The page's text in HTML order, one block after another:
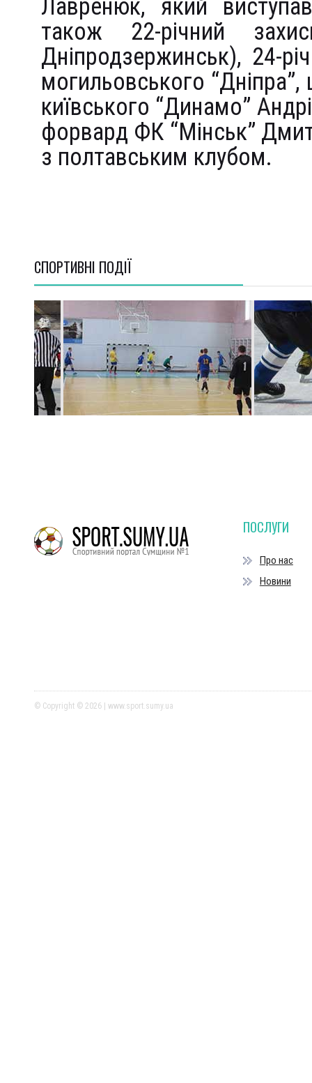
Лавренюк, який
також 22-річний
Дніпродзержинськ), 24-
могильовського
київського “Динамо”
форвард ФК “Мінськ”
з полтавським клубом.
СПОРТИВНI ПОДІЇ
ПОСЛУГИ
Про нас
Новини
© Copyright © 2026 | www.sport.sumy.ua